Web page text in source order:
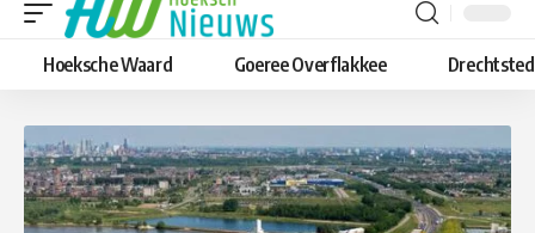
Hoeksche Waard Goeree Overflakkee